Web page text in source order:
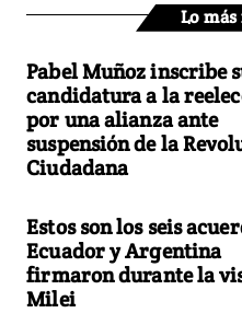
Lo
Pabel Muñoz inscribe
candidatura a la
por una alianza ante
suspensión de la
Ciudadana
Estos son los seis
Ecuador y Argentina
firmaron durante la
Milei